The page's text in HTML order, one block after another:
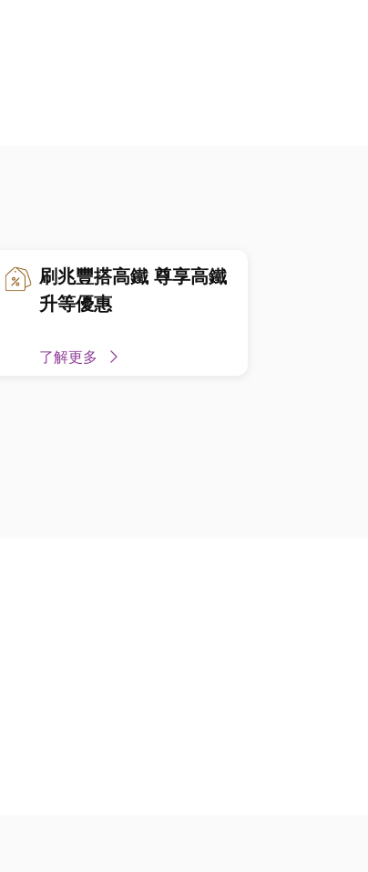
刷兆豐搭高鐵 尊享高鐵
升等優惠
了解更多